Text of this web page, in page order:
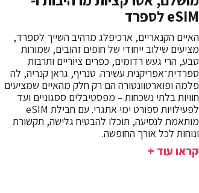
eSIM לספרד
האיים הקנאריים, ארכיפלג מרהיב השייך לספרד,
מציעים שילוב ייחודי של חופים זהובים, שמורות
טבע, הרי געש רדומים, כפרים ציוריים ותרבות
ספרדית־אפריקנית עשירה. טנריף, גראן קנריה, לה
פלמה ופוארטוונטורה הם רק חלק מהאיים שמציעים
חוויות בלתי נשכחות – מפסטיבלים ססגוניים ועד
לפעילויות ספורט ימי אתגרי. עם חבילת eSIM
מותאמת לנסיעה, תוכלו להבטיח גלישה, תקשורת
ונוחות לכל אורך החופשה.
קראו עוד +